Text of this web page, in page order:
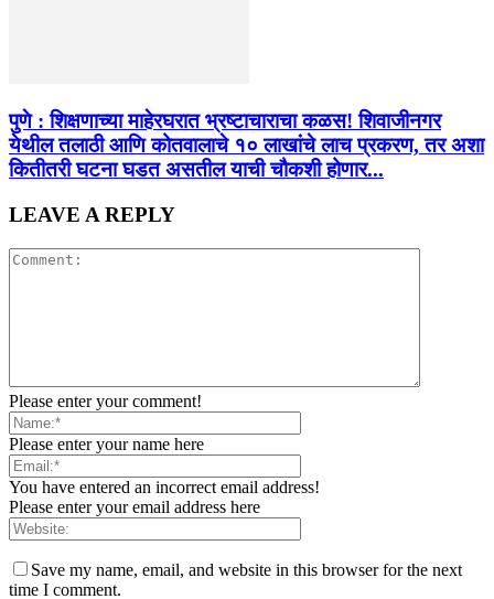
पुणे : शिक्षणाच्या माहेरघरात भ्रष्टाचाराचा कळस! शिवाजीनगर
येथील तलाठी आणि कोतवालाचे १० लाखांचे लाच प्रकरण, तर अशा
कितीतरी घटना घडत असतील याची चौकशी होणार...
LEAVE A REPLY
Please enter your comment!
Please enter your name here
You have entered an incorrect email address!
Please enter your email address here
Save my name, email, and website in this browser for the next
time I comment.